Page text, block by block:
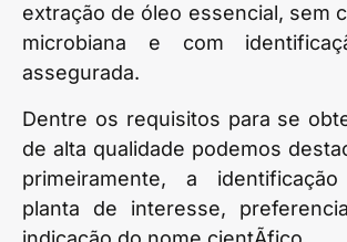
extração de óleo essencial, sem
microbiana e com
assegurada.
Dentre os requisitos para se
de alta qualidade podemos
primeiramente, a
planta de interesse,